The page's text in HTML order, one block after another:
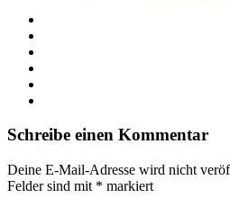
Schreibe einen Kommentar
Deine E-Mail-Adresse wird nicht
Felder sind mit * markiert